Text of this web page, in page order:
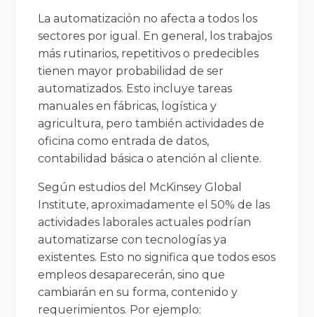
La automatización no afecta a todos los
sectores por igual. En general, los trabajos
más rutinarios, repetitivos o predecibles
tienen mayor probabilidad de ser
automatizados. Esto incluye tareas
manuales en fábricas, logística y
agricultura, pero también actividades de
oficina como entrada de datos,
contabilidad básica o atención al cliente.
Según estudios del McKinsey Global
Institute, aproximadamente el 50% de las
actividades laborales actuales podrían
automatizarse con tecnologías ya
existentes. Esto no significa que todos esos
empleos desaparecerán, sino que
cambiarán en su forma, contenido y
requerimientos. Por ejemplo: